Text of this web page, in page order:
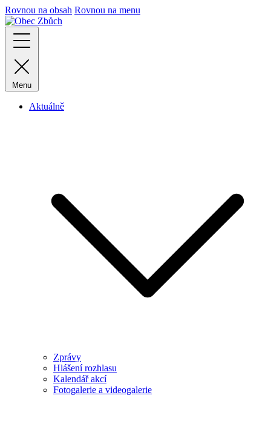
Rovnou na obsah Rovnou na menu
Menu
Aktuálně
Zprávy
Hlášení rozhlasu
Kalendář akcí
Fotogalerie a videogalerie